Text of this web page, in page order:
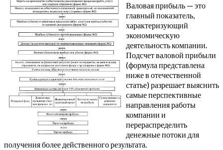
Валовая прибыль — это
главный показатель,
характеризующий
экономическую
деятельность компании.
Подсчет валовой прибыли
(формула представлена
ниже в отечественной
статье) разрешает выяснить
самые перспективные
направления работы
компании и
перераспределить
денежные потоки для
получения более действенного результата.